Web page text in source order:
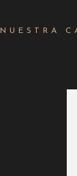
NUESTRA